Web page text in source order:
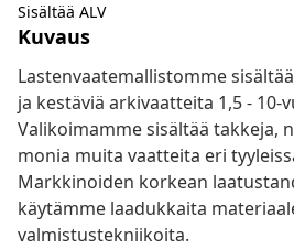
Sisältää ALV
Kuvaus
Lastenvaatemallistomme
ja kestäviä arkivaatteita 1,5 - 10-
Valikoimamme sisältää takkeja,
monia muita vaatteita eri
Markkinoiden korkean
käytämme laadukkaita
valmistustekniikoita.